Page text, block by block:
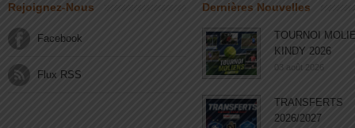
Rejoignez-Nous
Facebook
Flux RSS
Dernières Nouvelles
TOURNOI
KINDY 2026
03 août 2026
TRANSFERTS
2026/2027